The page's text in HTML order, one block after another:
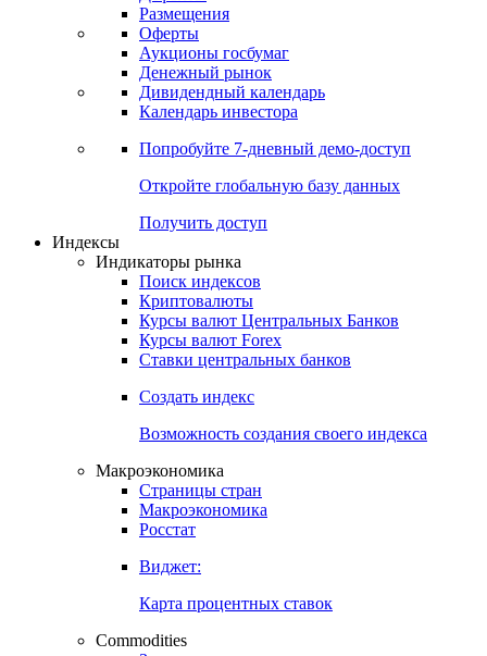
Получить доступ
Календарь
Календарь событий
Дефолты
Размещения
Оферты
Денежный рынок
Календарь инвестора
Попробуйте7-дневный
Откройте глобальную базу данных
Получить доступ
Индикаторы рынка
Поиск индексов
Курсы валют Центральных Банков
Ставки центральных банков
Создать индекс
Возможность создания своего индекса
Страницы стран
Росстат
Виджет: